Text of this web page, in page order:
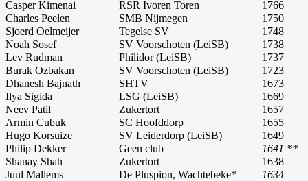
Casper Kimenai
RSR Ivoren Toren
1766
Charles Peelen
SMB Nijmegen
1750
Sjoerd Oelmeijer
Tegelse SV
1748
Noah Sosef
SV Voorschoten (LeiSB)
1738
Lev Rudman
Philidor (LeiSB)
1737
Burak Ozbakan
SV Voorschoten (LeiSB)
1723
Dhanesh Bajnath
SHTV
1673
Ilya Sigida
LSG (LeiSB)
1669
Neev Patil
Zukertort
1657
Armin Cubuk
SC Hoofddorp
1655
Hugo Korsuize
SV Leiderdorp (LeiSB)
1649
Philip Dekker
Geen club
1641 **
Shanay Shah
Zukertort
1638
Juul Mallems
De Pluspion, Wachtebeke*
1634